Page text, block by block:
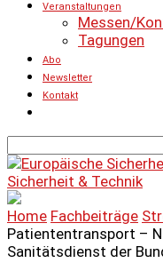
Veranstaltungen
Messen/
Tagungen
Abo
Newsletter
Kontakt
Sicherheit & Technik
Home Fachbeiträge
Patiententransport –
Sanitätsdienst der